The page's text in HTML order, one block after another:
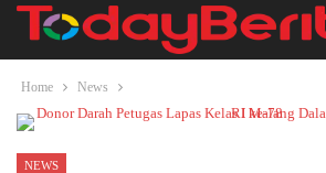
Home News
NEWS